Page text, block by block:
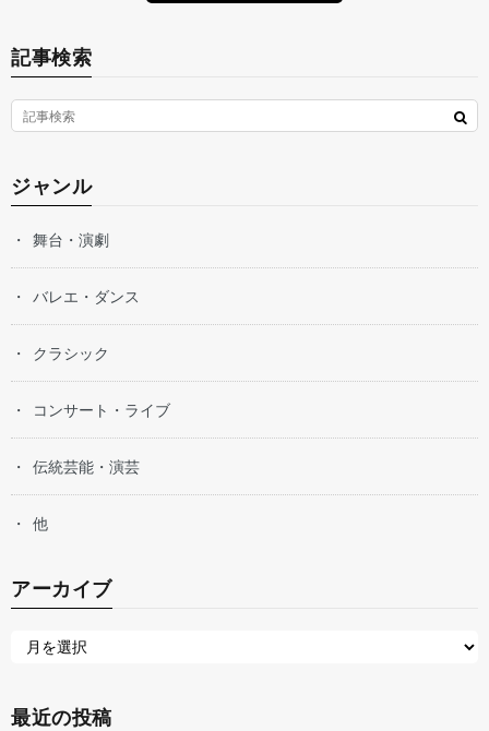
記事検索
ジャンル
舞台・演劇
バレエ・ダンス
クラシック
コンサート・ライブ
伝統芸能・演芸
他
アーカイブ
最近の投稿